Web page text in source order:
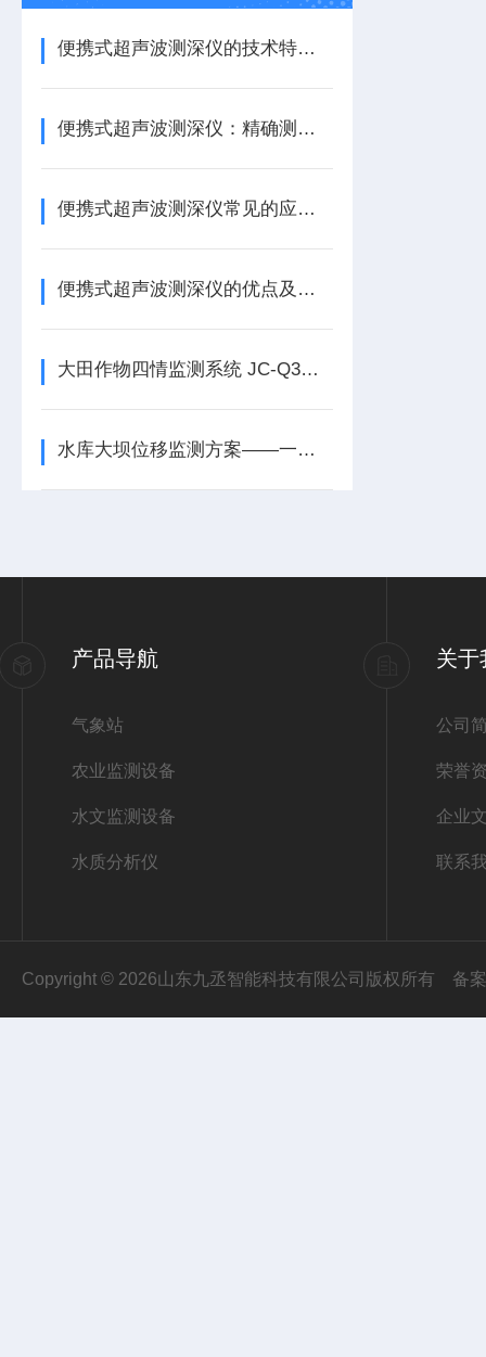
便携式超声波测深仪的技术特性与设计优势介绍
便携式超声波测深仪：精确测量水深的智能工具
便携式超声波测深仪常见的应用有哪些？
便携式超声波测深仪的优点及应用领域
大田作物四情监测系统 JC-Q3｜九丞智能 智慧农田全程守护
水库大坝位移监测方案——一款无需人工值守的GNSS基准站2026+派+送
产品导航
气象站
农业监测设备
水文监测设备
水质分析仪
关于
公司
荣誉
企业
联系
Copyright © 2026山东九丞智能科技有限公司版权所有 备